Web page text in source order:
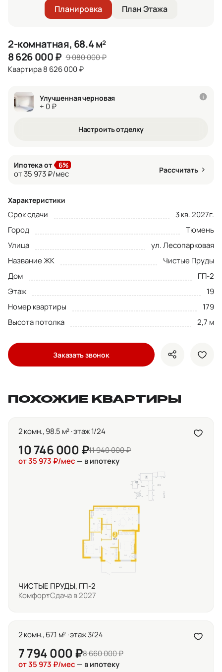
Планировка План Этажа
2-комнатная, 68.4 м²
8 626 000₽ 9 080 000₽
Квартира 8 626 000 ₽
Улучшенная черновая
+ 0 ₽
Настроить отделку
Ипотека от 6%
от 35 973 ₽/мес Рассчитать
Характеристики
Срок сдачи
3 кв. 2027г.
Город
Тюмень
Улица
ул. Лесопарковая
Название ЖК
Чистые Пруды
Дом
ГП-2
Этаж
19
Номер квартиры
179
Высота потолка
2,7 м
Заказать звонок показать
ПОХОЖИЕ КВАРТИРЫ
2 комн., 98.5 м² · этаж 1/24
10 746 000 ₽11 940 000 ₽
от 35 973 ₽/мес — в ипотеку
ЧИСТЫЕ ПРУДЫ, ГП-2
КомфортСдача в 2027
2 комн., 67.1 м² · этаж 3/24
7 794 000 ₽8 660 000 ₽
от 35 973 ₽/мес — в ипотеку